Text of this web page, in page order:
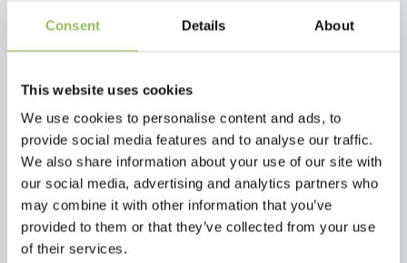
Consent Details About
This website uses cookies
We use cookies to personalise content and ads, to
provide social media features and to analyse our traffic.
We also share information about your use of our site with
our social media, advertising and analytics partners who
may combine it with other information that you’ve
provided to them or that they’ve collected from your use
of their services.